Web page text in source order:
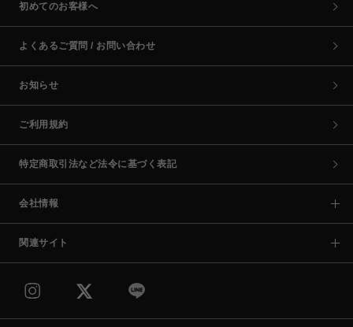
初めてのお客様へ
よくあるご質問 / お問い合わせ
お知らせ
ご利用規約
特定商取引法など法令に基づく表記
会社情報
関連サイト